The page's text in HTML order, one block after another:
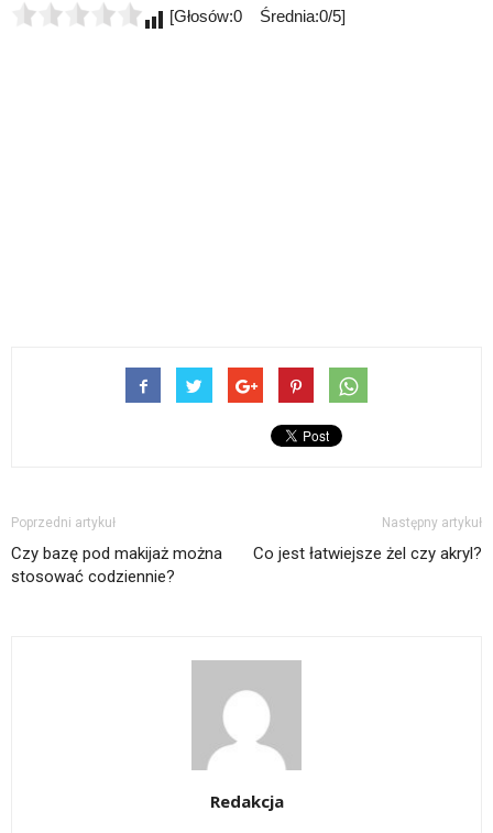
[Głosów:0 Średnia:0/5]
Poprzedni artykuł
Czy bazę pod makijaż można
stosować codziennie?
Następny artykuł
Co jest łatwiejsze żel czy akryl?
Redakcja